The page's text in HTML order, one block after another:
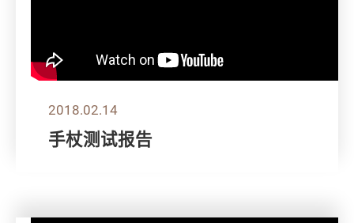
2018.02.14
手杖测试报告